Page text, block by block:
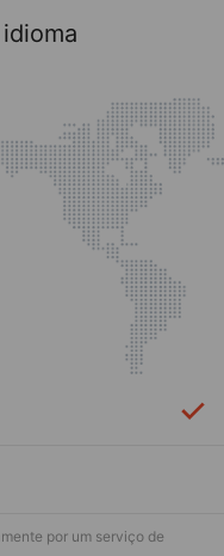
Faça login
por um serviço de